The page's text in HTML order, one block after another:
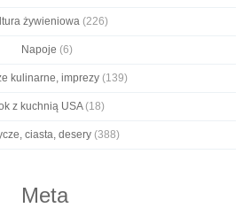
żywieniowa (226)
Napoje (6)
kulinarne, imprezy(139)
z kuchnią USA(18)
ciasta, desery(388)
Meta